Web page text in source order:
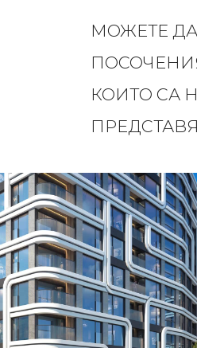
МОЖЕТЕ
КОИТО СА